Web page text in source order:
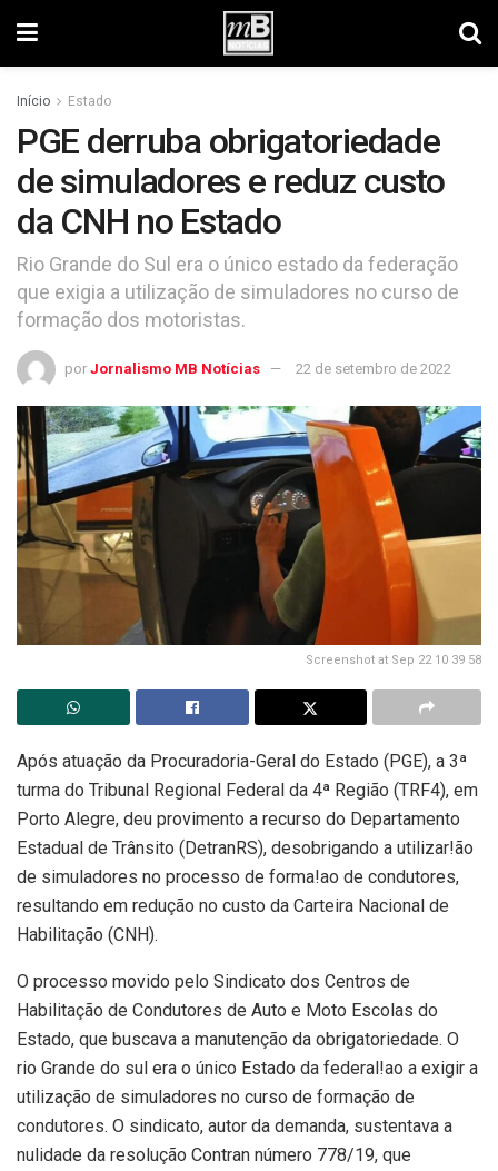
Início Estado
PGE derruba obrigatoriedade
de simuladores e reduz custo
da CNH no Estado
Rio Grande do Sul era o único estado da federação
que exigia a utilização de simuladores no curso de
formação dos motoristas.
por Jornalismo MB Notícias 22 de setembro de 2022
Screenshot at Sep 22 10 39 58
Após atuação da Procuradoria-Geral do Estado (PGE), a 3ª
turma do Tribunal Regional Federal da 4ª Região (TRF4), em
Porto Alegre, deu provimento a recurso do Departamento
Estadual de Trânsito (DetranRS), desobrigando a utilizar!ão
de simuladores no processo de forma!ao de condutores,
resultando em redução no custo da Carteira Nacional de
Habilitação (CNH).
O processo movido pelo Sindicato dos Centros de
Habilitação de Condutores de Auto e Moto Escolas do
Estado, que buscava a manutenção da obrigatoriedade. O
rio Grande do sul era o único Estado da federal!ao a exigir a
utilização de simuladores no curso de formação de
condutores. O sindicato, autor da demanda, sustentava a
nulidade da resolução Contran número 778/19, que